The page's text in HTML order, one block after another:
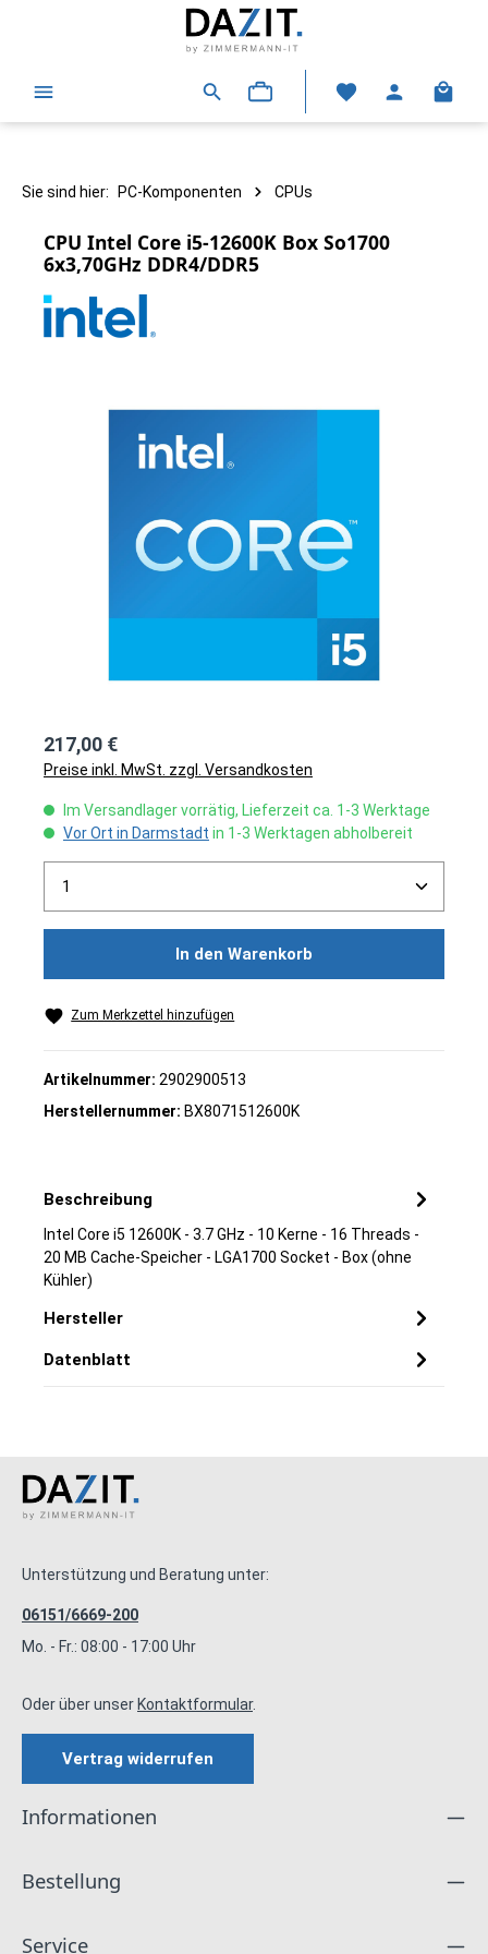
Sie sind hier: PC-Komponenten CPUs
CPU Intel Core i5-12600K Box So1700
6x3,70GHz DDR4/DDR5
217,00 €
Preise inkl. MwSt. zzgl. Versandkosten
Im Versandlager vorrätig, Lieferzeit ca. 1-3 Werktage
Vor Ort in Darmstadt in 1-3 Werktagen abholbereit
Produkt Anzahl: Gib den gewünschten Wert ein
In den Warenkorb
Zum Merkzettel hinzufügen
Artikelnummer: 2902900513
Herstellernummer: BX8071512600K
Beschreibung
Intel Core i5 12600K - 3.7 GHz - 10 Kerne - 16 Threads -
20 MB Cache-Speicher - LGA1700 Socket - Box (ohne
Kühler)
Hersteller
Datenblatt
Unterstützung und Beratung unter:
06151/6669-200
Mo. - Fr.: 08:00 - 17:00 Uhr
Oder über unserKontaktformular.
Vertrag widerrufen
Informationen
Bestellung
Service